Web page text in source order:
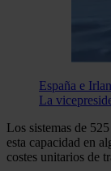
España e
La
Los sistemas de
esta capacidad en
costes unitarios de